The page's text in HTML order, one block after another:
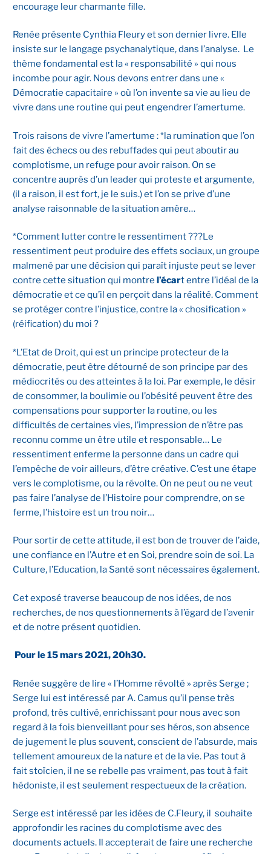
encourage leur charmante fille.
Renée présente Cynthia Fleury et son dernier livre. Elle
insiste sur le langage psychanalytique, dans l’analyse. Le
thème fondamental est la « responsabilité » qui nous
incombe pour agir. Nous devons entrer dans une «
Démocratie capacitaire » où l’on invente sa vie au lieu de
vivre dans une routine qui peut engendrer l’amertume.
Trois raisons de vivre l’amertume : *la rumination que l’on
fait des échecs ou des rebuffades qui peut aboutir au
complotisme, un refuge pour avoir raison. On se
concentre auprès d’un leader qui proteste et argumente,
(il a raison, il est fort, je le suis.) et l’on se prive d’une
analyse raisonnable de la situation amère…
*Comment lutter contre le ressentiment ???Le
ressentiment peut produire des effets sociaux, un groupe
malmené par une décision qui paraît injuste peut se lever
contre cette situation qui montrel’écart entre l’idéal de la
démocratie et ce qu’il en perçoit dans la réalité. Comment
se protéger contre l’injustice, contre la « chosification »
(réification) du moi ?
*L’Etat de Droit, qui est un principe protecteur de la
démocratie, peut être détourné de son principe par des
médiocrités ou des atteintes à la loi. Par exemple, le désir
de consommer, la boulimie ou l’obésité peuvent être des
compensations pour supporter la routine, ou les
difficultés de certaines vies, l’impression de n’être pas
reconnu comme un être utile et responsable… Le
ressentiment enferme la personne dans un cadre qui
l’empêche de voir ailleurs, d’être créative. C’est une étape
vers le complotisme, ou la révolte. On ne peut ou ne veut
pas faire l’analyse de l’Histoire pour comprendre, on se
ferme, l’histoire est un trou noir…
Pour sortir de cette attitude, il est bon de trouver de l’aide,
une confiance en l’Autre et en Soi, prendre soin de soi. La
Culture, l’Education, la Santé sont nécessaires également.
Cet exposé traverse beaucoup de nos idées, de nos
recherches, de nos questionnements à l’égard de l’avenir
et de notre présent quotidien.
Pour le 15 mars 2021, 20h30.
Renée suggère de lire « l’Homme révolté » après Serge ;
Serge lui est intéressé par A. Camus qu’il pense très
profond, très cultivé, enrichissant pour nous avec son
regard à la fois bienveillant pour ses héros, son absence
de jugement le plus souvent, conscient de l’absurde, mais
tellement amoureux de la nature et de la vie. Pas tout à
fait stoïcien, il ne se rebelle pas vraiment, pas tout à fait
hédoniste, il est seulement respectueux de la création.
Serge est intéressé par les idées de C.Fleury, il souhaite
approfondir les racines du complotisme avec des
documents actuels. Il accepterait de faire une recherche